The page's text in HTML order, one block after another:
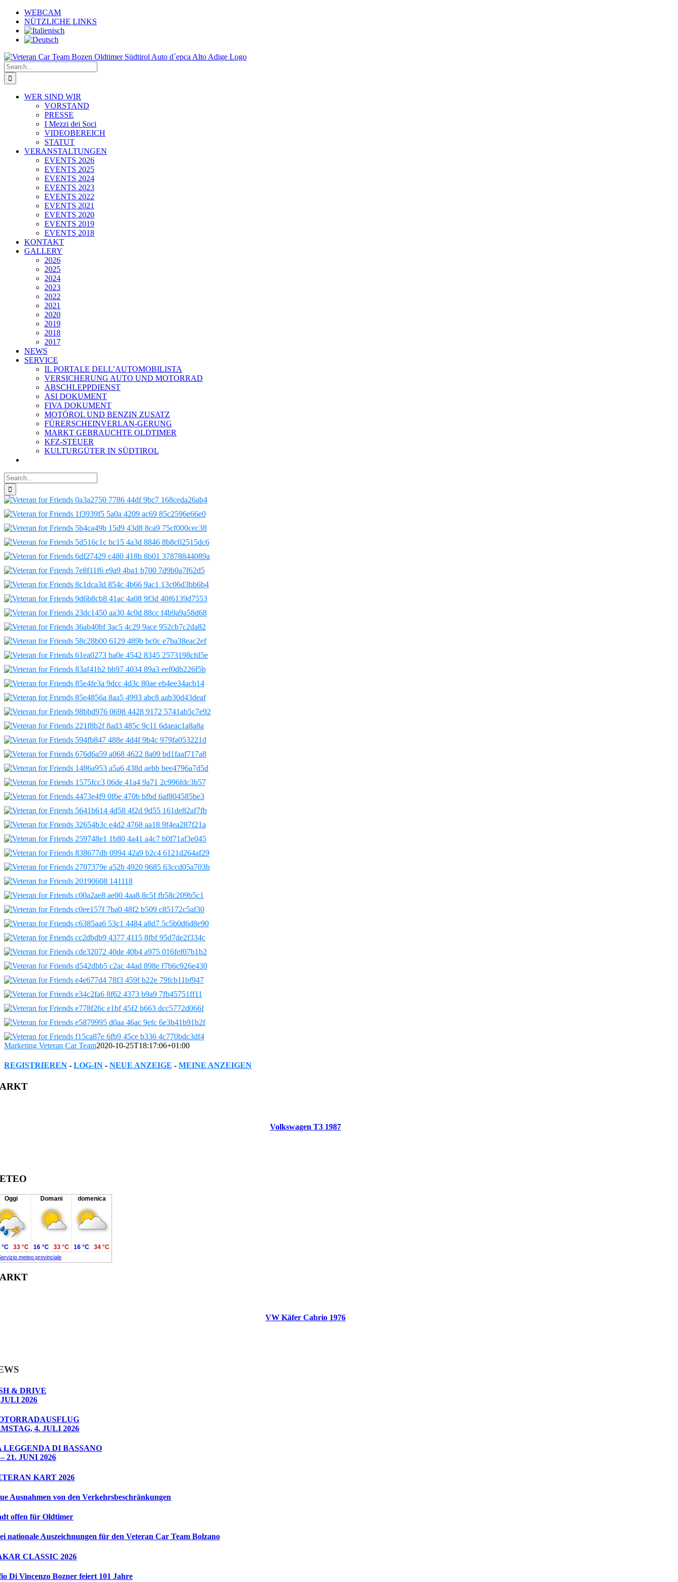
Skip
content
WEBCAM
NÜTZLICHE LINKS
Search
for:
WER SIND WIR
VORSTAND
PRESSE
I Mezzi dei Soci
VIDEOBEREICH
STATUT
VERANSTALTUNGEN
EVENTS 2026
EVENTS 2025
EVENTS 2024
EVENTS 2023
EVENTS 2022
EVENTS 2021
EVENTS 2020
EVENTS 2019
EVENTS 2018
KONTAKT
GALLERY
2026
2025
2024
2023
2022
2021
2020
2019
2018
2017
NEWS
SERVICE
IL PORTALE DELL’AUTOMOBILISTA
VERSICHERUNG AUTO UND MOTORRAD
ABSCHLEPPDIENST
ASI DOKUMENT
FIVA DOKUMENT
MOTÖROL UND BENZIN ZUSATZ
FÜRERSCHEINVERLAN-GERUNG
MARKT GEBRAUCHTE OLDTIMER
KFZ-STEUER
KULTURGÜTER IN SÜDTIROL
Search
for:
Marketing Veteran Car Team2020-10-25T18:17:06+01:00
REGISTRIEREN - LOG-IN - NEUE ANZEIGE - MEINE ANZEIGEN
Facebook
Twitter
Reddit
LinkedIn
WhatsApp
Tumblr
Pinterest
Vk
Xing
Email
Volkswagen T3 1987
Oggi Domani domenica
meteo provinciale
°C 33 °C 16 °C 33 °C 16 °C 34 °C
VW Käfer Cabrio 1976
& DRIVE
JULI 2026
4. JULI 2026
LEGGENDA DI BASSANO
21. JUNI 2026
KART 2026
Ausnahmen von den Verkehrsbeschränkungen
offen für Oldtimer
nationale Auszeichnungen für den Veteran Car Team Bolzano
CLASSIC 2026
Di Vincenzo Bozner feiert 101 Jahre